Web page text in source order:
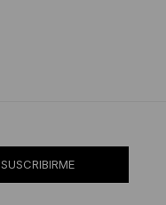
SUSCRIBIRME